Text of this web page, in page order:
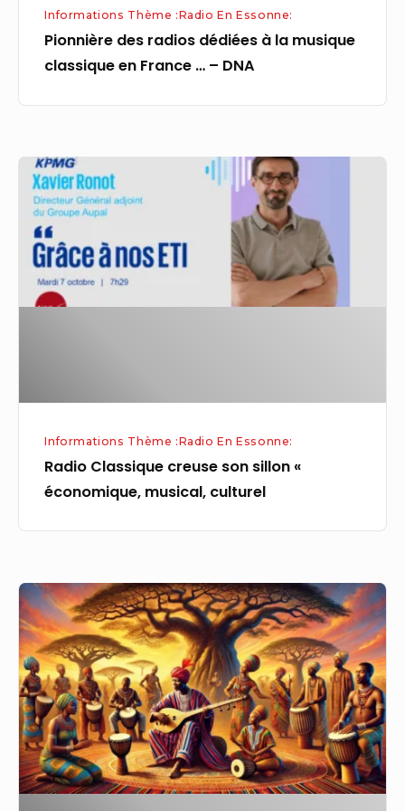
DNA
Informations Thème :Radio En Essonne:
Pionnière des radios dédiées à la musique
classique en France … – DNA
Radio
Classique
creuse
son
sillon
Informations Thème :Radio En Essonne:
Radio Classique creuse son sillon «
économique, musical, culturel
En
Afrique
du
Nord,
le
déploiement
de
la
musique